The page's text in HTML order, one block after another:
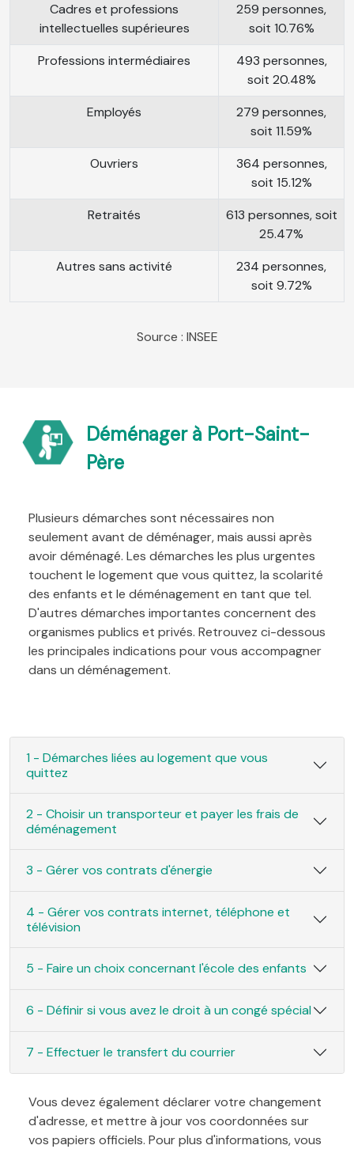
Cadres et professions
intellectuelles supérieures
259 personnes,
soit 10.76%
Professions intermédiaires
493 personnes,
soit 20.48%
Employés
279 personnes,
soit 11.59%
Ouvriers
364 personnes,
soit 15.12%
Retraités
613 personnes, soit
25.47%
Autres sans activité
234 personnes,
soit 9.72%
Source : INSEE
Déménager à Port-Saint-
Père
Plusieurs démarches sont nécessaires non
seulement avant de déménager, mais aussi après
avoir déménagé. Les démarches les plus urgentes
touchent le logement que vous quittez, la scolarité
des enfants et le déménagement en tant que tel.
D'autres démarches importantes concernent des
organismes publics et privés. Retrouvez ci-dessous
les principales indications pour vous accompagner
dans un déménagement.
1 - Démarches liées au logement que vous
quittez
2 - Choisir un transporteur et payer les frais de
déménagement
3 - Gérer vos contrats d'énergie
4 - Gérer vos contrats internet, téléphone et
télévision
5 - Faire un choix concernant l'école des enfants
6 - Définir si vous avez le droit à un congé spécial
7 - Effectuer le transfert du courrier
Vous devez également déclarer votre changement
d'adresse, et mettre à jour vos coordonnées sur
vos papiers officiels. Pour plus d'informations, vous